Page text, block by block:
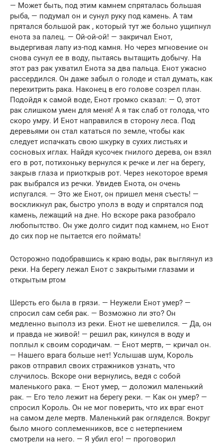
— Может быть, под этим камнем спряталась большая
рыба, — подумал он и сунул руку под камень. А там
прятался большой рак , который тут же больно ущипнул
енота за палец. — Ой-ой-ой! — закричал Енот,
выдергивая лапу из-под камня. Но через мгновение он
снова сунул ее в воду, пытаясь вытащить добычу. На
этот раз рак ухватил Енота за два пальца. Енот ужасно
рассердился. Он даже забыл о голоде и стал думать, как
перехитрить рака. Наконец в его голове созрел план.
Подойдя к самой воде, Енот громко сказал: — О, этот
рак слишком умен для меня! А я так слаб от голода, что
скоро умру. И Енот направился в сторону леса. Под
деревьями он стал кататься по земле, чтобы как
следует испачкать свою шкурку в сухих листьях и
сосновых иглах. Найдя кусочек гнилого дерева, он взял
его в рот, потихоньку вернулся к речке и лег на берегу,
закрыв глаза и приоткрыв рот. Через некоторое время
рак выбрался из речки. Увидев Енота, он очень
испугался. — Это же Енот, он пришел меня съесть! —
воскликнул рак, быстро уполз в воду и спрятался под
камень, лежащий на дне. Но вскоре рака разобрало
любопытство. Он уже долго сидит под камнем, но Енот
до сих пор не пытается его поймать!
Осторожно подобравшись к краю воды, рак выглянул из
реки. На берегу лежал Енот с закрытыми глазами и
открытым ртом
Шерсть его была в грязи. — Неужели Енот умер? —
спросил сам себя рак. — Возможно ли это? Он
медленно выполз из реки. Енот не шевелился. — Да, он
и правда не живой! — решил рак, кинулся в воду и
поплыл к своим сородичам. — Енот мертв, — кричал он.
— Нашего врага больше нет! Услышав шум, Король
раков отправил своих стражников узнать, что
случилось. Вскоре они вернулись, ведя с собой
маленького рака. — Енот умер, — доложил маленький
рак. — Его тело лежит на берегу реки. — Как он умер? —
спросил Король. Он не мог поверить, что их враг енот
на самом деле мертв. Маленький рак огляделся. Вокруг
было много соплеменников, все с нетерпением
смотрели на него. — Я убил его! — проговорил